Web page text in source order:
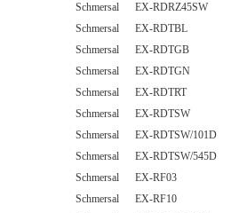
Schmersal EX-RDRZ45SW
Schmersal EX-RDTBL
Schmersal EX-RDTGB
Schmersal EX-RDTGN
Schmersal EX-RDTRT
Schmersal EX-RDTSW
Schmersal EX-RDTSW/101D
Schmersal EX-RDTSW/545D
Schmersal EX-RF03
Schmersal EX-RF10